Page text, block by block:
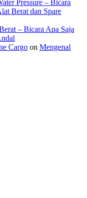
Pressure – Bicara
Berat dan Spare
– Bicara Apa Saja
Cargo on Mengenal